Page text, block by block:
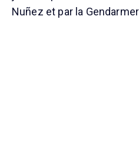
Nuñez et par la